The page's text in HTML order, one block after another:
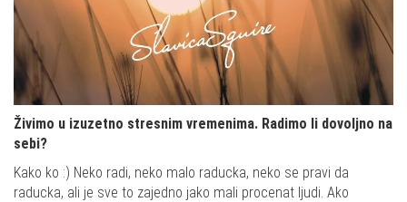
Živimo u izuzetno stresnim vremenima. Radimo li dovoljno na
sebi?
Kako ko :) Neko radi, neko malo raducka, neko se pravi da
raducka, ali je sve to zajedno jako mali procenat ljudi. Ako